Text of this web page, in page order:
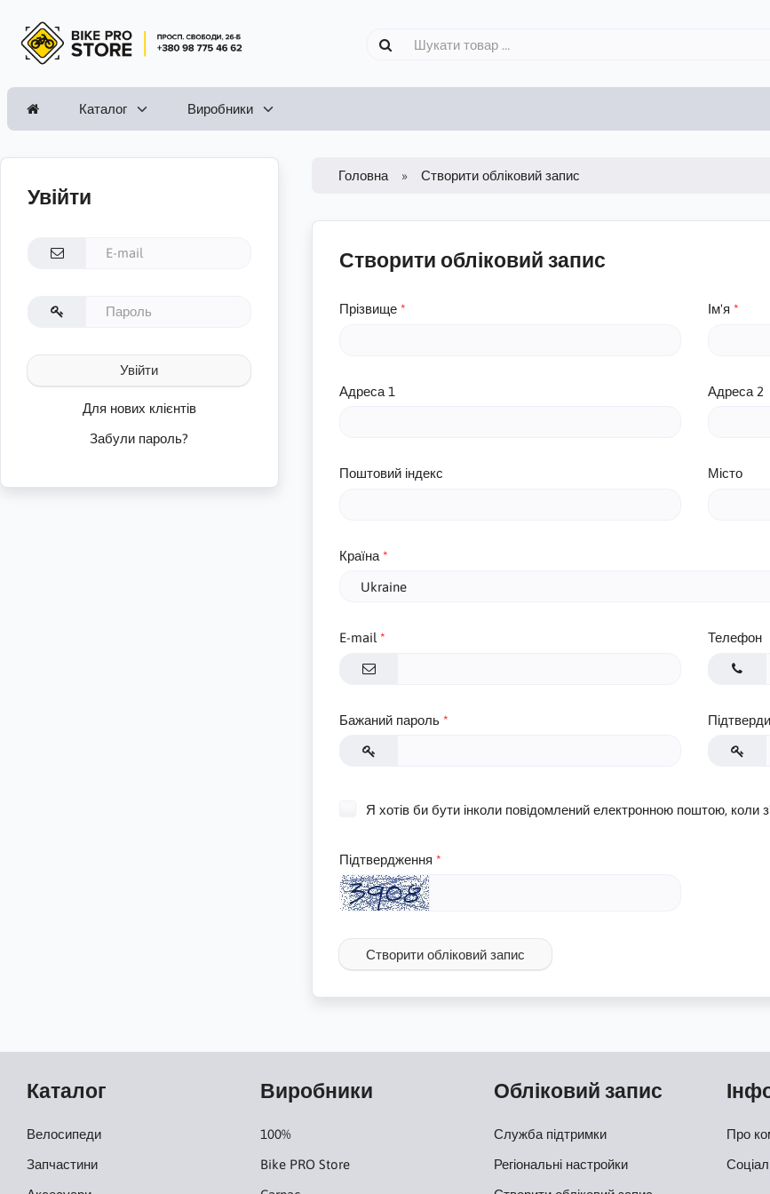
Каталог Виробники
Увійти
Увійти
Для нових клієнтів
Забули пароль?
Головна Створити обліковий запис
Створити обліковий запис
Прізвище Ім'я
Адреса 1 Адреса 2
Поштовий індекс Місто
Країна
E-mail Телефон
Бажаний пароль
Я хотів би бути інколи повідомлений електронною поштою, коли
Підтвердження
Створити обліковий запис
Каталог
Велосипеди
Запчастини
Виробники
100%
Bike PRO Store
Обліковий запис
Служба підтримки
Регіональні настройки
Про